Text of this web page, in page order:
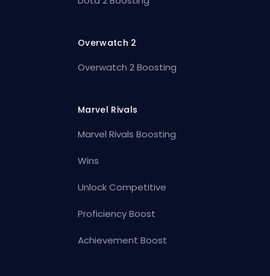
Overwatch 2
Overwatch 2 Boosting
Marvel Rivals
Marvel Rivals Boosting
Wins
Unlock Competitive
Proficiency Boost
Achievement Boost